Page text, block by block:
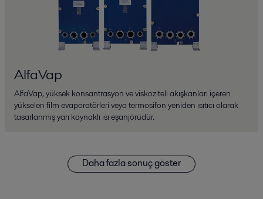
AlfaVap
AlfaVap, yüksek konsantrasyon ve viskoziteli akışkanları içeren
yükselen film evaporatörleri veya termosifon yeniden ısıtıcı olarak
tasarlanmış yarı kaynaklı ısı eşanjörüdür.
Daha fazla sonuç göster